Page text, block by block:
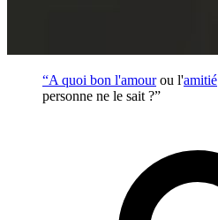
“A quoi bon l'amourou l'amitié
personne ne le sait ?”